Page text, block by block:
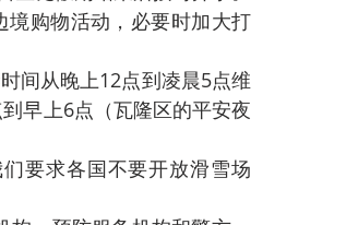
购物活动，必要时加大打
间从晚上12点到凌晨5点维
早上6点（瓦隆区的平安夜
要求各国不要开放滑雪场